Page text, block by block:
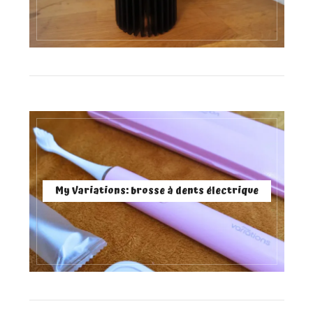
My Variations: brosse à dents électrique